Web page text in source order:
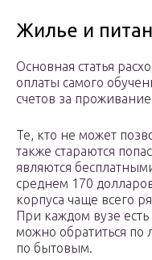
Жилье и
Основная статья
оплаты самого
счетов за
Те, кто не может
также стараются
являются
среднем 170
корпуса чаще всего
При каждом вузе
можно обратиться
по бытовым.